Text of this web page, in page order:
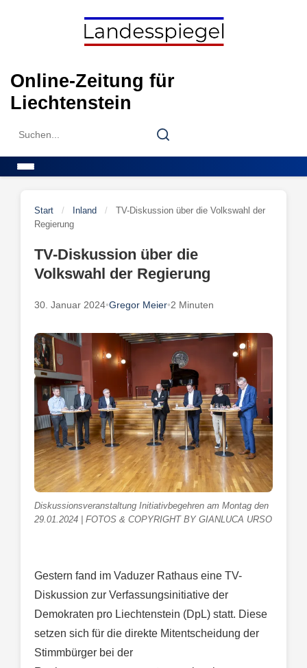
Online-Zeitung für
Liechtenstein
Search
Search
Start / Inland /
TV-Diskussion über die Volkswahl der
Regierung
TV-Diskussion über die
Volkswahl der Regierung
30. Januar 2024•Gregor Meier•2 Minuten
Diskussionsveranstaltung Initiativbegehren am Montag den
29.01.2024 | FOTOS & COPYRIGHT BY GIANLUCA URSO
Gestern fand im Vaduzer Rathaus eine TV-
Diskussion zur Verfassungsinitiative der
Demokraten pro Liechtenstein (DpL) statt. Diese
setzen sich für die direkte Mitentscheidung der
Stimmbürger bei der